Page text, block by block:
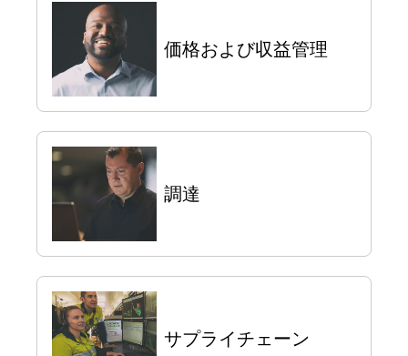
価格および収益管理
調達
サプライチェーン